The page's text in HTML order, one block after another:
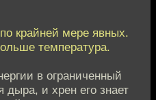
крайней мере явных.
температура.
в ограниченный
дыра, и хрен его знает